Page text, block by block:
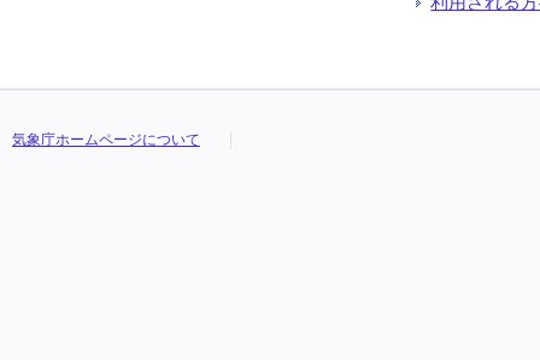
気象庁ホームページについて